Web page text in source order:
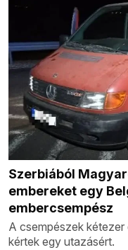
Szerbiából
embereket egy
embercsempész
A csempészek
kértek egy utazásért.